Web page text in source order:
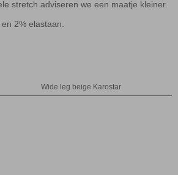
stretch adviseren we een maatje kleiner.
2% elastaan.
Wide leg beige Karostar